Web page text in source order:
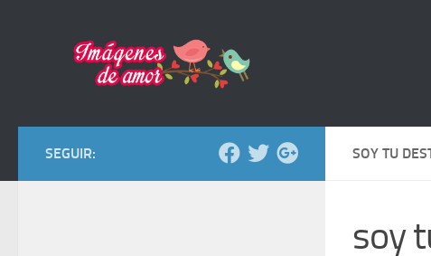
SOY TU
soy
SEGUIR: